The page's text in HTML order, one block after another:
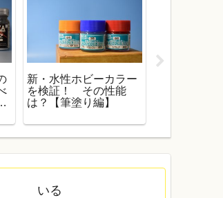
新・水性ホビーカラー
を検証！ その性能
は？【筆塗り編】
いる